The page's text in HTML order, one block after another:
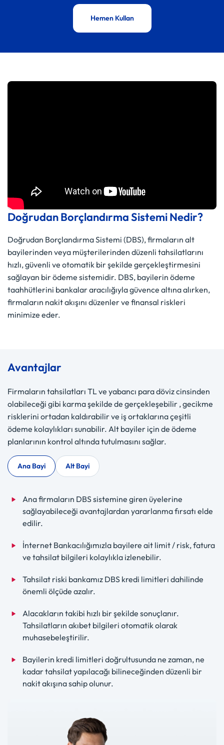
Hemen Kullan
Doğrudan Borçlandırma Sistemi Nedir?
Doğrudan Borçlandırma Sistemi (DBS), firmaların alt
bayilerinden veya müşterilerinden düzenli tahsilatlarını
hızlı, güvenli ve otomatik bir şekilde gerçekleştirmesini
sağlayan bir ödeme sistemidir. DBS, bayilerin ödeme
taahhütlerini bankalar aracılığıyla güvence altına alırken,
firmaların nakit akışını düzenler ve finansal riskleri
minimize eder.
Avantajlar
Firmaların tahsilatları TL ve yabancı para döviz cinsinden
olabileceği gibi karma şekilde de gerçekleşebilir , gecikme
risklerini ortadan kaldırabilir ve iş ortaklarına çeşitli
ödeme kolaylıkları sunabilir. Alt bayiler için de ödeme
planlarının kontrol altında tutulmasını sağlar.
Ana Bayi Alt Bayi
Ana firmaların DBS sistemine giren üyelerine
sağlayabileceği avantajlardan yararlanma fırsatı elde
edilir.
İnternet Bankacılığımızla bayilere ait limit / risk, fatura
ve tahsilat bilgileri kolaylıkla izlenebilir.
Tahsilat riski bankamız DBS kredi limitleri dahilinde
önemli ölçüde azalır.
Alacakların takibi hızlı bir şekilde sonuçlanır.
Tahsilatların akıbet bilgileri otomatik olarak
muhasebeleştirilir.
Bayilerin kredi limitleri doğrultusunda ne zaman, ne
kadar tahsilat yapılacağı bilineceğinden düzenli bir
nakit akışına sahip olunur.